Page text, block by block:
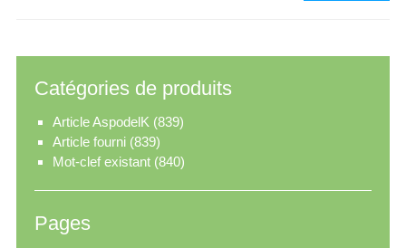
Catégories de produits
Article AspodelK (839)
Article fourni (839)
Mot-clef existant (840)
Pages